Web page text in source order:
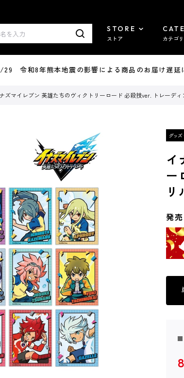
STORE
ストア カテゴリ
令和8年熊本地震の影響による商品のお届け遅延
ズマイレブン 英雄たちのヴィクトリーロード 必殺技ver. トレーデ
イ
ー
発売